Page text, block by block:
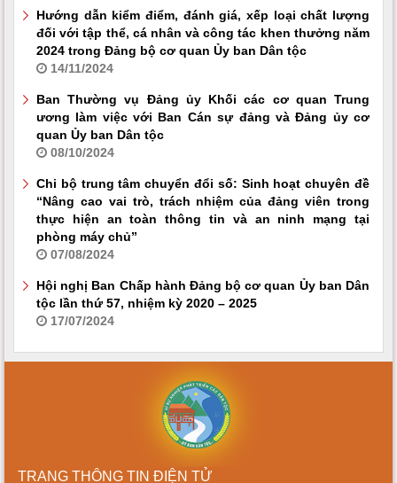
Hướng dẫn kiểm điểm, đánh giá, xếp loại chất lượng
đối với tập thể, cá nhân và công tác khen thưởng năm
2024 trong Đảng bộ cơ quan Ủy ban Dân tộc
14/11/2024
Ban Thường vụ Đảng ủy Khối các cơ quan Trung
ương làm việc với Ban Cán sự đảng và Đảng ủy cơ
quan Ủy ban Dân tộc
08/10/2024
Chi bộ trung tâm chuyển đổi số: Sinh hoạt chuyên đề
“Nâng cao vai trò, trách nhiệm của đảng viên trong
thực hiện an toàn thông tin và an ninh mạng tại
phòng máy chủ”
07/08/2024
Hội nghị Ban Chấp hành Đảng bộ cơ quan Ủy ban Dân
tộc lần thứ 57, nhiệm kỳ 2020 – 2025
17/07/2024
TRANG THÔNG TIN ĐIỆN TỬ